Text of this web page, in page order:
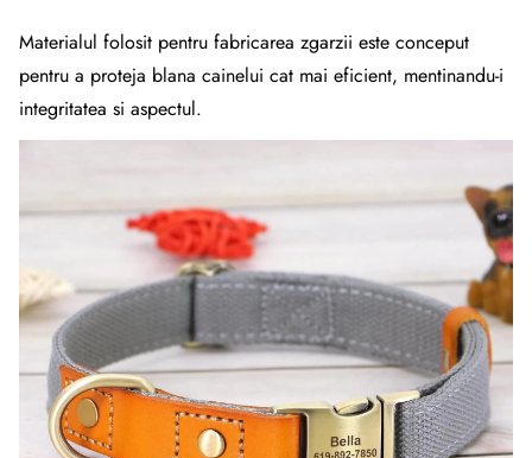
Materialul folosit pentru fabricarea zgarzii este conceput
pentru a proteja blana cainelui cat mai eficient, mentinandu-i
integritatea si aspectul.